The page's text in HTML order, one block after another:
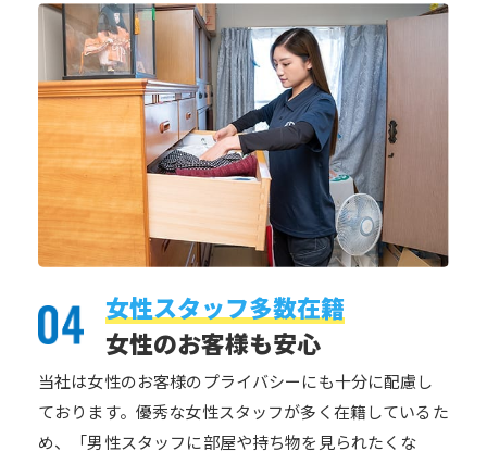
女性スタッフ多数在籍
女性のお客様も安心
当社は女性のお客様のプライバシーにも十分に配慮し
ております。優秀な女性スタッフが多く在籍しているた
め、「男性スタッフに部屋や持ち物を見られたくな